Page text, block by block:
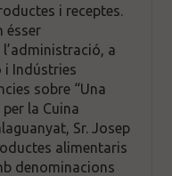
i receptes.
ésser
a
i Indústries
sobre “Una
la Cuina
Sr. Josep
alimentaris
denominacions